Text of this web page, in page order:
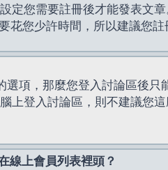
定您需要註冊後才能發表文
花您少許時間，所以建議您註
選項，那麼您登入討論區後只
上登入討論區，則不建議您
線上會員列表裡頭？